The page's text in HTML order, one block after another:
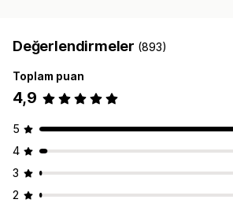
Değerlendirmeler (893)
Toplam puan
4,9
5
4
3
2